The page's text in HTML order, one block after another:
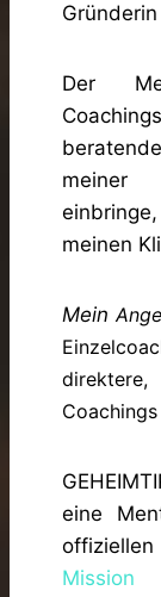
Der
meiner
meinen
Mein
eine
Mission